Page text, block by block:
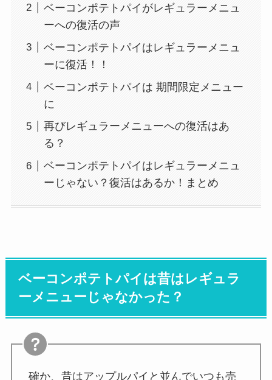
ベーコンポテトパイがレギュラーメニュ
ーへの復活の声
ベーコンポテトパイはレギュラーメニュ
ーに復活！！
ベーコンポテトパイは 期間限定メニュー
に
再びレギュラーメニューへの復活はあ
る？
ベーコンポテトパイはレギュラーメニュ
ーじゃない？復活はあるか！まとめ
ベーコンポテトパイは昔はレギュラ
ーメニューじゃなかった？
確か、昔はアップルパイと並んでいつも売